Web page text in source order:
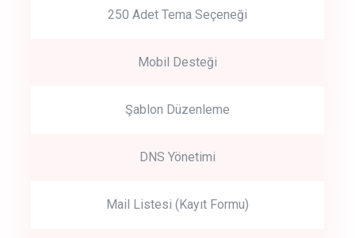
250 Adet Tema Seçeneği
Mobil Desteği
Şablon Düzenleme
DNS Yönetimi
Mail Listesi (Kayıt Formu)